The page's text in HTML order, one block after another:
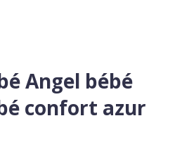
Angel bébé
confort azur